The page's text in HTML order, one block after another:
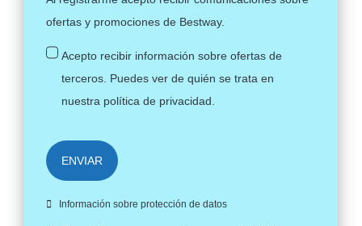
ofertas y promociones de Bestway.
Acepto recibir información sobre ofertas de
terceros. Puedes ver de quién se trata en
nuestra política de privacidad
ENVIAR
Información sobre protección de datos